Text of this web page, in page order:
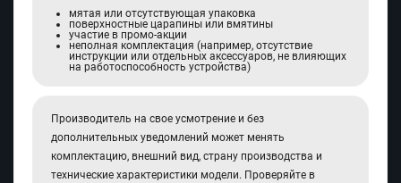
мятая или отсутствующая упаковка
поверхностные царапины или вмятины
участие в промо-акции
неполная комплектация (например, отсутствие
инструкции или отдельных аксессуаров, не влияющих
на работоспособность устройства)
Производитель на свое усмотрение и без
дополнительных уведомлений может менять
комплектацию, внешний вид, страну производства и
технические характеристики модели. Проверяйте в